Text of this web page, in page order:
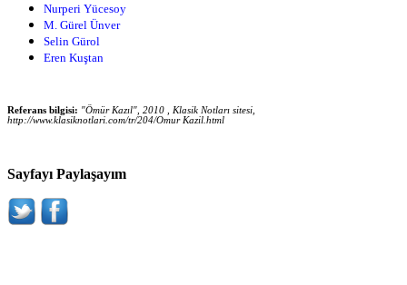
Nurperi Yücesoy
M. Gürel Ünver
Selin Gürol
Eren Kuştan
Referans bilgisi: "Ömür Kazıl", 2010 , Klasik Notları sitesi,
http://www.klasiknotlari.com/tr/204/Omur Kazil.html
Sayfayı Paylaşayım